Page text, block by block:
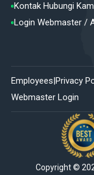
Kontak Hubungi
Login Webmaster /
Employees Privacy
Webmaster Login
Copyright ©